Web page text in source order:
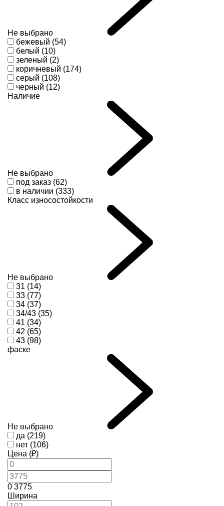
Не выбрано
бежевый (54)
белый (10)
зеленый (2)
коричневый (174)
серый (108)
черный (12)
Наличие
Не выбрано
под заказ (62)
в наличии (333)
Класс износостойкости
Не выбрано
31 (14)
33 (77)
34 (37)
34/43 (35)
41 (34)
42 (65)
43 (98)
фаске
Не выбрано
да (219)
нет (106)
Цена (₽)
0 3775
Ширина